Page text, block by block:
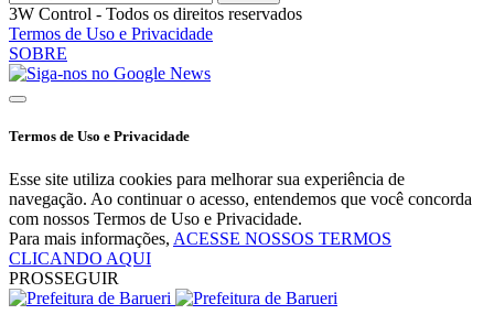
3W Control - Todos os direitos reservados
Termos de Uso e Privacidade
SOBRE
Termos de Uso e Privacidade
Esse site utiliza cookies para melhorar sua experiência de
navegação. Ao continuar o acesso, entendemos que você concorda
com nossos Termos de Uso e Privacidade.
Para mais informações, ACESSE NOSSOS TERMOS
CLICANDO AQUI
PROSSEGUIR